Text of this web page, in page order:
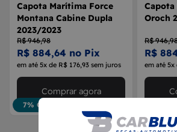
Capota Marítima Force
Montana Cabine Dupla
2023/2023
R$ 946,98
R$ 884,64 no Pix
em até 5x de R$ 176,93 sem juros
7% OFF
Comprar agora
Oroch
R$
R$
em até 5x